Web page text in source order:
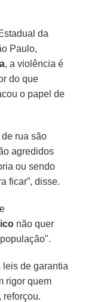
da
Paulo,
, a violência é
do que
o papel de
rua são
agredidos
ou sendo
ficar”, disse.
não quer
leis de garantia
rigor quem
reforçou.